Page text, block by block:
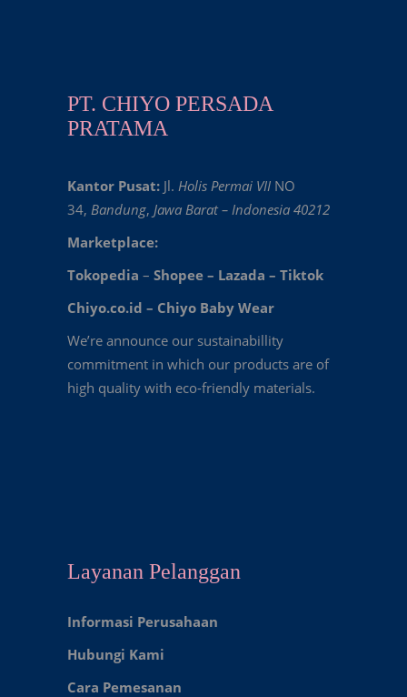
PT. CHIYO PERSADA
PRATAMA
Kantor Pusat: Jl. Holis Permai VII NO
34, Bandung, Jawa Barat – Indonesia 40212
Marketplace:
Tokopedia – Shopee – Lazada – Tiktok
Chiyo.co.id – Chiyo Baby Wear
We’re announce our sustainabillity
commitment in which our products are of
high quality with eco-friendly materials.
Layanan Pelanggan
Informasi Perusahaan
Hubungi Kami
Cara Pemesanan